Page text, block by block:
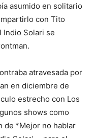
asumido en solitario
con Tito
Indio Solari se
atravesada por
en diciembre de
estrecho con Los
shows como
de *Mejor no hablar